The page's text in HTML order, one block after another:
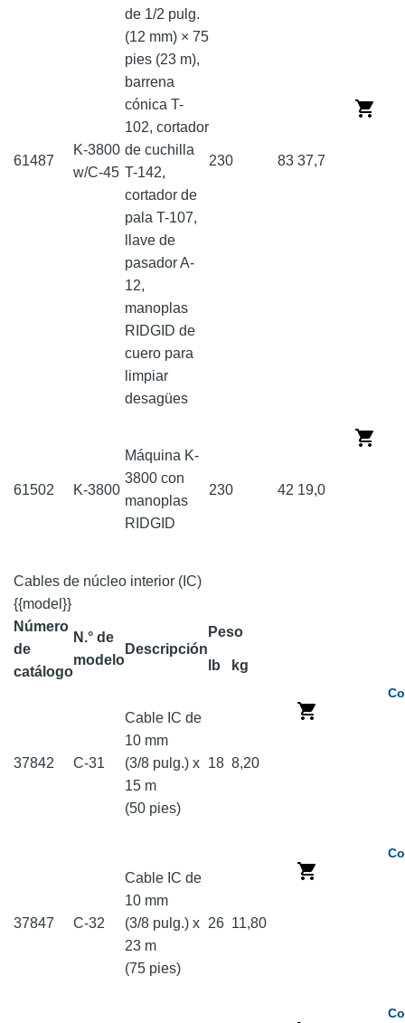
61487
K-3800
w/C-45
de 1/2 pulg.
(12 mm) × 75
pies (23 m),
barrena
cónica T-
102, cortador
de cuchilla
T-142,
cortador de
pala T-107,
llave de
pasador A-
12,
manoplas
RIDGID de
cuero para
limpiar
desagües
230 83 37,7
61502 K-3800
Máquina K-
3800 con
manoplas
RIDGID
230 42 19,0
Cables de núcleo interior (IC)
{{model}}
Número
de
catálogo
N.° de
modelo
Descripción
Peso
lb kg
37842 C-31
Cable IC de
10 mm
(3/8 pulg.) x
15 m
(50 pies)
18 8,20
37847 C-32
Cable IC de
10 mm
(3/8 pulg.) x
23 m
(75 pies)
26 11,80